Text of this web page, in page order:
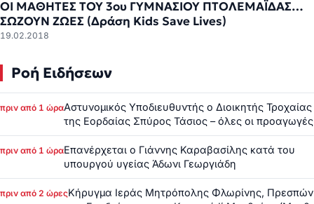
ΟΙ ΜΑΘΗΤΕΣ ΤΟΥ 3ου ΓΥΜΝΑΣΙΟΥ ΠΤΟΛΕΜΑΪΔΑΣ…
ΣΩΖΟΥΝ ΖΩΕΣ (Δράση Kids Save Lives)
19.02.2018
Ροή Ειδήσεων
πριν από 1 ώραΑστυνομικός Υποδιευθυντής ο Διοικητής Τροχαίας
της Εορδαίας Σπύρος Τάσιος – όλες οι προαγωγές
πριν από 1 ώραΕπανέρχεται ο Γιάννης Καραβασίλης κατά του
υπουργού υγείας Άδωνι Γεωργιάδη
πριν από 2 ώρεςΚήρυγμα Ιεράς Μητρόπολης Φλωρίνης, Πρεσπών